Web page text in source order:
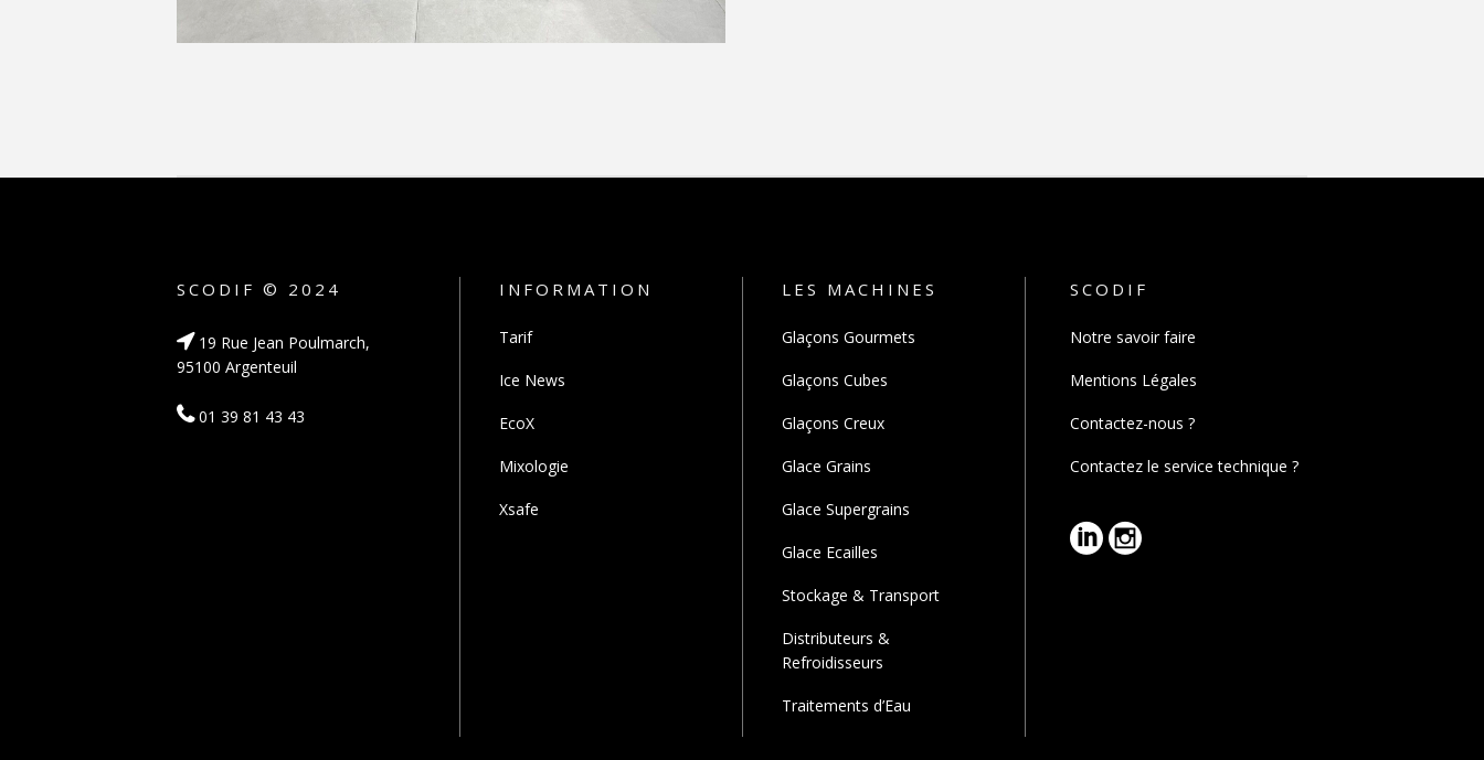
SCODIF © 2024
19 Rue Jean Poulmarch,
95100 Argenteuil
01 39 81 43 43
INFORMATION
Tarif
Ice News
EcoX
Mixologie
Xsafe
LES MACHINES
Glaçons Gourmets
Glaçons Cubes
Glaçons Creux
Glace Grains
Glace Supergrains
Glace Ecailles
Stockage & Transport
Distributeurs &
Refroidisseurs
Traitements d’Eau
SCODIF
Notre savoir faire
Mentions Légales
Contactez-nous ?
Contactez le service technique ?